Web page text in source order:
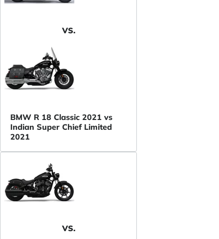
VS.
BMW R 18 Classic 2021 vs
Indian Super Chief Limited
2021
VS.